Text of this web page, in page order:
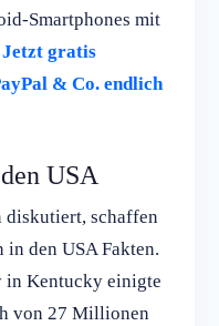
Smartphones mit
Jetzt gratis
& Co. endlich
USA
diskutiert, schaffen
den USA Fakten.
in Kentucky einigte
von 27 Millionen